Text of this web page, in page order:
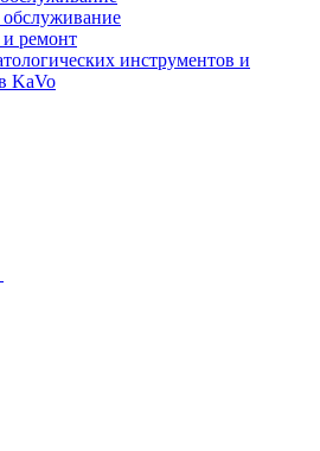
и ремонт
инструментов и
KaVo